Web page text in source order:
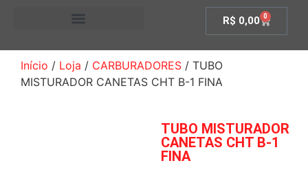
R$ 0,00 0
Início / Loja / CARBURADORES / TUBO
MISTURADOR CANETAS CHT B-1 FINA
TUBO MISTURADOR
CANETAS CHT B-1
FINA